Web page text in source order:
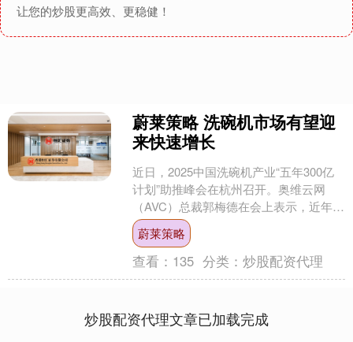
让您的炒股更高效、更稳健！
蔚莱策略 洗碗机市场有望迎
来快速增长
近日，2025中国洗碗机产业“五年300亿
计划”助推峰会在杭州召开。奥维云网
（AVC）总裁郭梅德在会上表示，近年
来，伴随消费升级浪潮与健康生活理念
的普及，洗碗机....
蔚莱策略
查看： 135 分类：炒股配资代理
炒股配资代理文章已加载完成